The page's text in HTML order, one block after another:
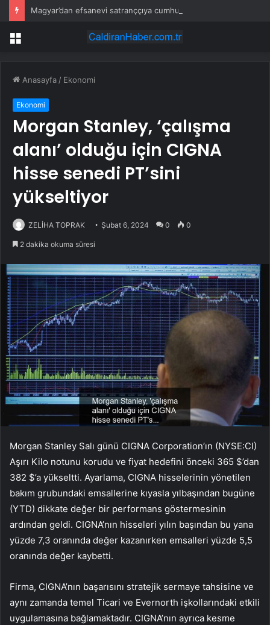
Magyar’dan efsanevi satranççıya cumhurbaşkanlığı teklifi
Menü
Anasayfa / Ekonomi
Ekonomi
Morgan Stanley, ‘çalışma
alanı’ olduğu için CIGNA
hisse senedi PT’sini
yükseltiyor
ZELİHA TOPRAK Şubat 6, 2024 0 0
2 dakika okuma süresi
Morgan Stanley Salı günü CIGNA Corporation’ın (NYSE:CI)
Aşırı Kilo notunu korudu ve fiyat hedefini önceki 365 $’dan
382 $’a yükseltti. Ayarlama, CIGNA hisselerinin yönetilen
bakım grubundaki emsallerine kıyasla yılbaşından bugüne
(YTD) dikkate değer bir performans göstermesinin
ardından geldi. CIGNA’nın hisseleri yılın başından bu yana
yüzde 7,3 oranında değer kazanırken emsalleri yüzde 5,5
oranında değer kaybetti.
Firma, CIGNA’nın başarısını stratejik sermaye tahsisine ve
aynı zamanda temel Ticari ve Evernorth işkollarındaki etkili
uygulamasına bağlamaktadır. CIGNA’nın ayrıca kesme